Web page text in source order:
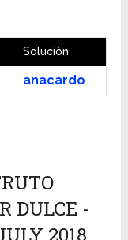
Solución
anacardo
DULCE -
2018